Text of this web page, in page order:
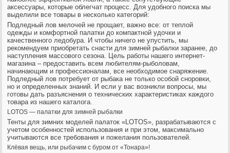
аксессуары, которые облегчат процесс. Для удобного поиска мы
выделили все товары в несколько категорий:
Подледный лов мелочей не прощает, важно все: от теплой
одежды и комфортной палатки до компактной удочки и
качественного ледобура. И чтобы ничего не упустить, мы
рекомендуем приобретать снасти для зимней рыбалки заранее, до
наступления массового сезона. Цель работы нашего интернет-
магазина – предоставить всем любителям-рыболовам,
начинающим и профессионалам, все необходимое снаряжение.
Подледный лов потребует от рыбака не только особой сноровки,
но и определенных знаний. И если у вас возникли вопросы, мы
готовы дать разъяснения о технических характеристиках каждого
товара из нашего каталога.
LOTOS — палатки для зимней рыбалки
Тенты для зимних моделей палаток «LOTOS», разрабатываются с
учетом особенностей использования и при этом, максимально
учитываются все требования и пожелания пользователей.
Клёвая вещь, или рыбачим с буром от «Тонара»!